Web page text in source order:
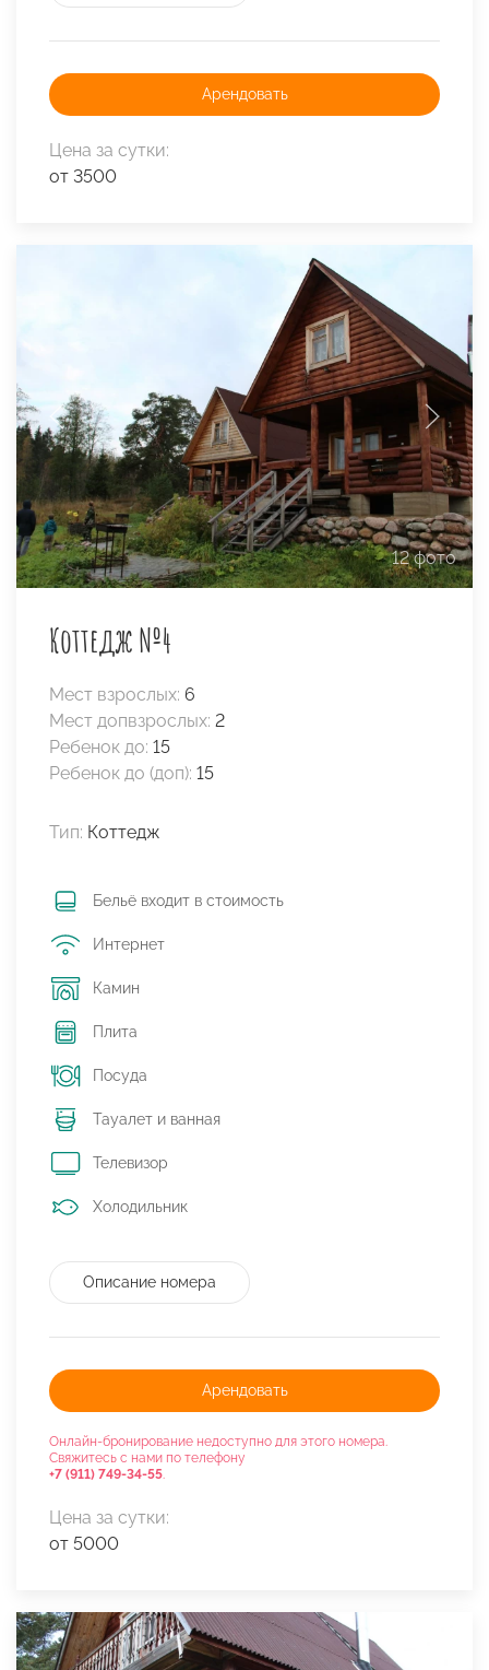
Арендовать
Цена за сутки:
от 3500
12 фото
Коттедж №4
Мест взрослых: 6
Мест допвзрослых: 2
Ребенок до: 15
Ребенок до (доп): 15
Тип: Коттедж
Бельё входит в стоимость
Интернет
Камин
Плита
Посуда
Тауалет и ванная
Телевизор
Холодильник
Описание номера
Арендовать
Онлайн-бронирование недоступно для этого номера.
Свяжитесь с нами по телефону
+7 (911) 749-34-55
Цена за сутки:
от 5000